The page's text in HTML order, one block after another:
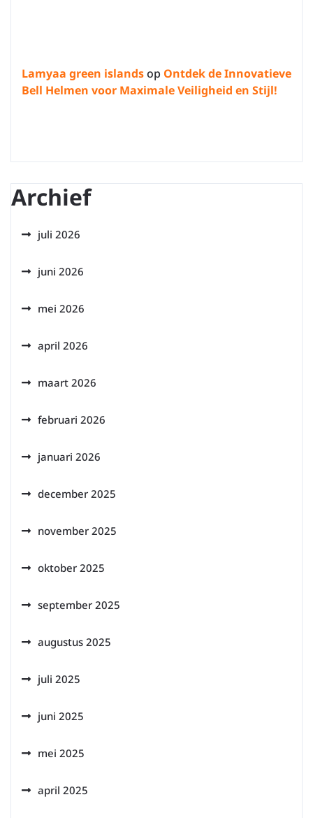
Lamyaa green islandsop Ontdek de Innovatieve
Bell Helmen voor Maximale Veiligheid en Stijl!
Archief
juli 2026
juni 2026
mei 2026
april 2026
maart 2026
februari 2026
januari 2026
december 2025
november 2025
oktober 2025
september 2025
augustus 2025
juli 2025
juni 2025
mei 2025
april 2025